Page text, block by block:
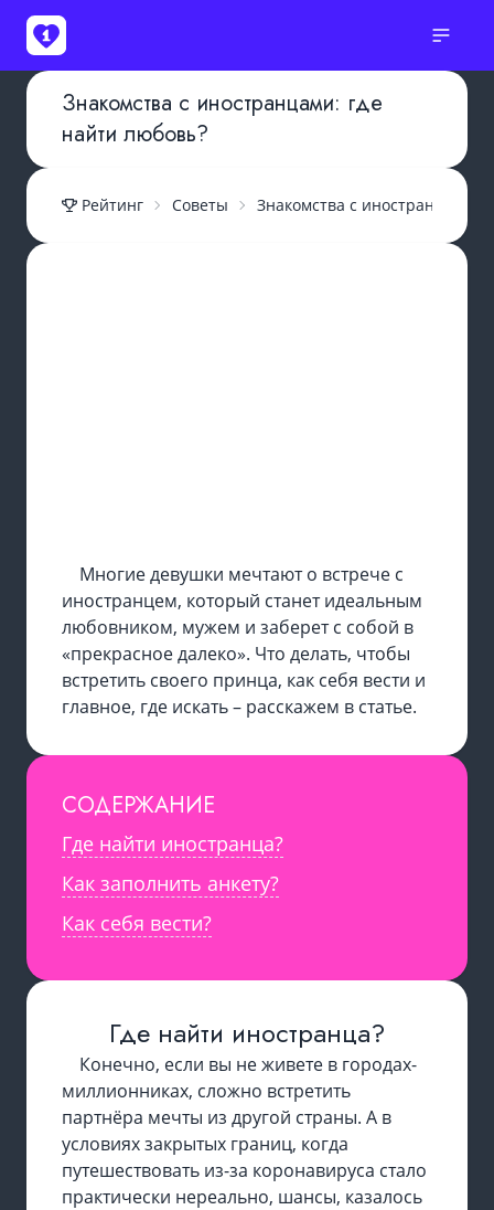
Знакомства с иностранцами: где
найти любовь?
Рейтинг Советы Знакомства с иностранцами:
Многие девушки мечтают о встрече с
иностранцем, который станет идеальным
любовником, мужем и заберет с собой в
«прекрасное далеко». Что делать, чтобы
встретить своего принца, как себя вести и
главное, где искать – расскажем в статье.
СОДЕРЖАНИЕ
Где найти иностранца?
Как заполнить анкету?
Как себя вести?
Где найти иностранца?
Конечно, если вы не живете в городах-
миллионниках, сложно встретить
партнёра мечты из другой страны. А в
условиях закрытых границ, когда
путешествовать из-за коронавируса стало
практически нереально, шансы, казалось